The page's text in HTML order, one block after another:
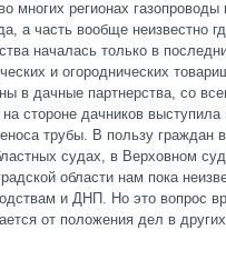
многих регионах
а часть вообще неизвестно
началась только в
и огороднических
в дачные партнерства, со
стороне дачников выступила
трубы. В пользу граждан
судах, в Верховном
области нам пока
и ДНП. Но это вопрос
от положения дел в